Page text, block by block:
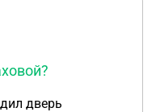
дверь